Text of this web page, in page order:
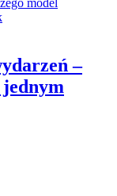
–
jednym